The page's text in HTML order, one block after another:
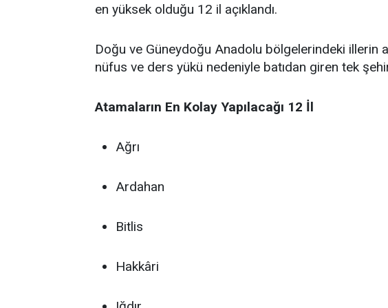
en yüksek olduğu 12 il açıklandı.
Doğu ve Güneydoğu Anadolu bölgelerindeki illerin
nüfus ve ders yükü nedeniyle batıdan giren tek
Atamaların En Kolay Yapılacağı 12 İl
Ağrı
Ardahan
Bitlis
Hakkâri